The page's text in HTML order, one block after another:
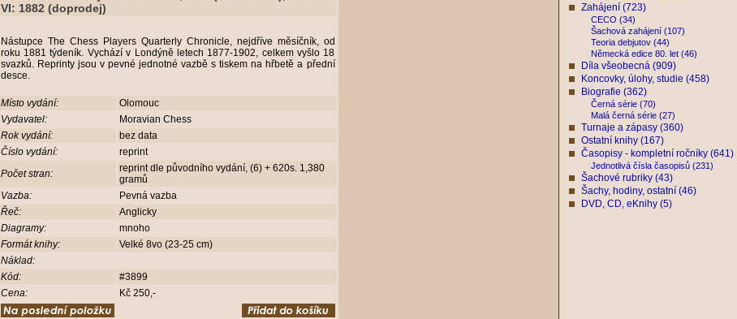
VI: 1882 (doprodej)
Nástupce The Chess Players Quarterly Chronicle, nejdříve měsíčník, od
roku 1881 týdeník. Vychází v Londýně letech 1877-1902, celkem vyšlo 18
svazků. Reprinty jsou v pevné jednotné vazbě s tiskem na hřbetě a přední
desce.
Místo vydání:
Olomouc
Vydavatel:
Moravian Chess
Rok vydání:
bez data
Číslo vydání:
reprint
Počet stran:
reprint dle původního vydání, (6) + 620s. 1,380
gramů
Vazba:
Pevná vazba
Řeč:
Anglicky
Diagramy:
mnoho
Formát knihy:
Velké 8vo (23-25 cm)
Náklad:
Kód:
#3899
Cena:
Kč 250,-
Zahájení (723)
CECO (34)
Šachová zahájení (107)
Teoria debjutov (44)
Německá edice 80. let (46)
Díla všeobecná (909)
Koncovky, úlohy, studie (458)
Biografie (362)
Černá série (70)
Malá černá série (27)
Turnaje a zápasy (360)
Ostatní knihy (167)
Časopisy - kompletní ročníky (641)
Jednotlivá čísla časopisů (231)
Šachové rubriky (43)
Šachy, hodiny, ostatní (46)
DVD, CD, eKnihy (5)